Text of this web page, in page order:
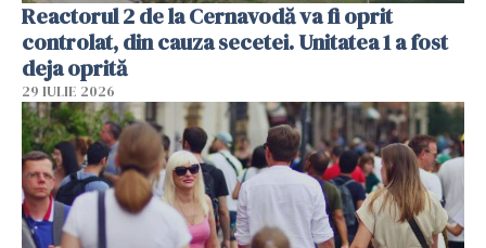
Reactorul 2 de la Cernavodă va fi oprit
controlat, din cauza secetei. Unitatea 1 a fost
deja oprită
29 IULIE 2026